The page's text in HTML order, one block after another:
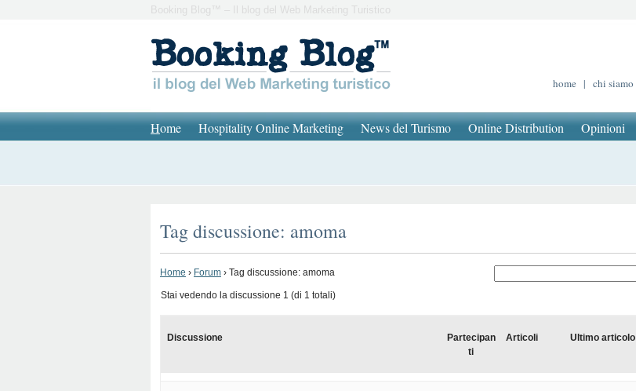
Booking Blog™ – Il blog del Web Marketing Turistico
home | chi siamo
Home Hospitality Online Marketing News del Turismo Online Distribution Opinioni
Tag discussione: amoma
Home › Forum › Tag discussione: amoma
Stai vedendo la discussione 1 (di 1 totali)
Discussione
Partecipan
ti
Articoli Ultimo articolo